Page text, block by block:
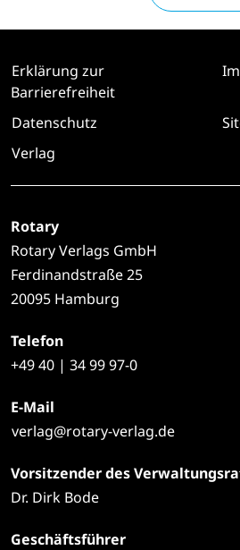
Erklärung zur
Barrierefreiheit
Datenschutz
Verlag
Rotary
Rotary Verlags GmbH
Ferdinandstraße 25
20095 Hamburg
Telefon
+4940 | 34 99 97-0
E-Mail
verlag@rotary-verlag.de
Vorsitzender des
Dr. Dirk Bode
Geschäftsführer